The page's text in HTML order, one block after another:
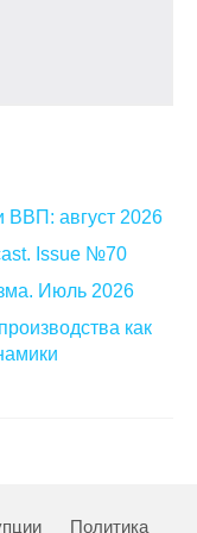
ВВП: август 2026
Issue №70
Июль 2026
как
Политика